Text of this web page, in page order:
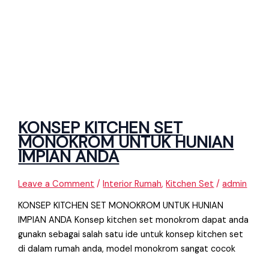
KONSEP KITCHEN SET
MONOKROM UNTUK HUNIAN
IMPIAN ANDA
Leave a Comment /Interior Rumah,Kitchen Set /admin
KONSEP KITCHEN SET MONOKROM UNTUK HUNIAN
IMPIAN ANDA Konsep kitchen set monokrom dapat anda
gunakn sebagai salah satu ide untuk konsep kitchen set
di dalam rumah anda, model monokrom sangat cocok